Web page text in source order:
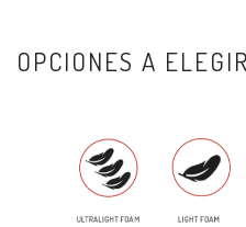
OPCIONES A ELEGIR